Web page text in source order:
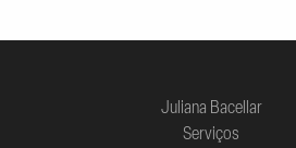
Juliana Bacellar
Serviços